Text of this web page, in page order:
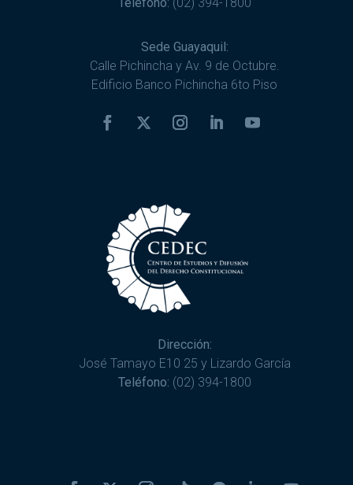
Teléfono: (02) 394-1800
Sede Guayaquil:
Calle Pichincha y Av. 9 de Octubre.
Edificio Banco Pichincha 6to Piso
Dirección:
José Tamayo E10 25 y Lizardo García
Teléfono: (02) 394-1800